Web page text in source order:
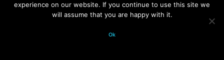
experience on our website. If you continue to use this site we
will assume that you are happy with it.
Ok